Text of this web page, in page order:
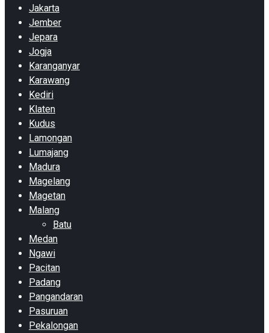
Jakarta
Jember
Jepara
Jogja
Karanganyar
Karawang
Kediri
Klaten
Kudus
Lamongan
Lumajang
Madura
Magelang
Magetan
Malang
Batu
Medan
Ngawi
Pacitan
Padang
Pangandaran
Pasuruan
Pekalongan